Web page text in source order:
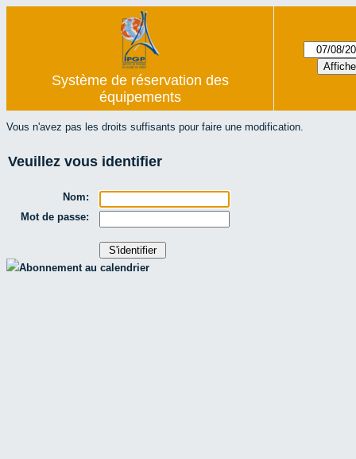
Système de réservation des
équipements
Vous n'avez pas les droits suffisants pour faire une modification.
Veuillez vous identifier
Nom:
Mot de passe:
Abonnement au calendrier